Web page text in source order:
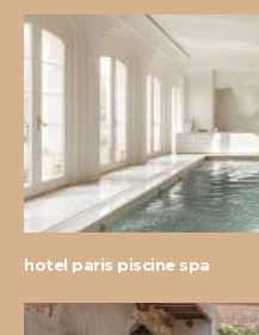
hotel paris piscine spa